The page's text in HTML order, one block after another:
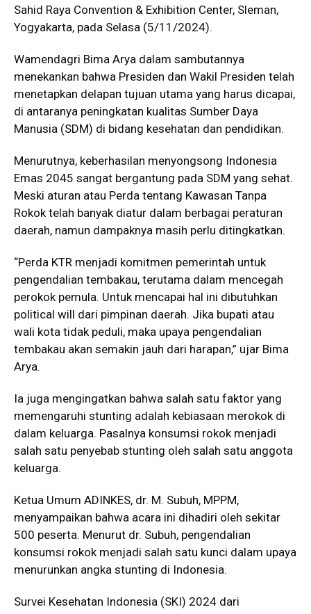
Sahid Raya Convention & Exhibition Center, Sleman,
Yogyakarta, pada Selasa (5/11/2024).
Wamendagri Bima Arya dalam sambutannya
menekankan bahwa Presiden dan Wakil Presiden telah
menetapkan delapan tujuan utama yang harus dicapai,
di antaranya peningkatan kualitas Sumber Daya
Manusia (SDM) di bidang kesehatan dan pendidikan.
Menurutnya, keberhasilan menyongsong Indonesia
Emas 2045 sangat bergantung pada SDM yang sehat.
Meski aturan atau Perda tentang Kawasan Tanpa
Rokok telah banyak diatur dalam berbagai peraturan
daerah, namun dampaknya masih perlu ditingkatkan.
“Perda KTR menjadi komitmen pemerintah untuk
pengendalian tembakau, terutama dalam mencegah
perokok pemula. Untuk mencapai hal ini dibutuhkan
political will dari pimpinan daerah. Jika bupati atau
wali kota tidak peduli, maka upaya pengendalian
tembakau akan semakin jauh dari harapan,” ujar Bima
Arya.
Ia juga mengingatkan bahwa salah satu faktor yang
memengaruhi stunting adalah kebiasaan merokok di
dalam keluarga. Pasalnya konsumsi rokok menjadi
salah satu penyebab stunting oleh salah satu anggota
keluarga.
Ketua Umum ADINKES, dr. M. Subuh, MPPM,
menyampaikan bahwa acara ini dihadiri oleh sekitar
500 peserta. Menurut dr. Subuh, pengendalian
konsumsi rokok menjadi salah satu kunci dalam upaya
menurunkan angka stunting di Indonesia.
Survei Kesehatan Indonesia (SKI) 2024 dari